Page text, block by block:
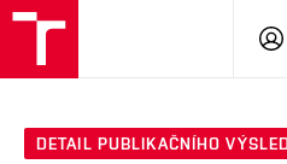
DETAIL PUBLIKAČNÍHO